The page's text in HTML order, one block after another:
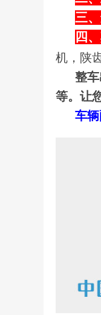
三
四
机，陕
整
等。让
车